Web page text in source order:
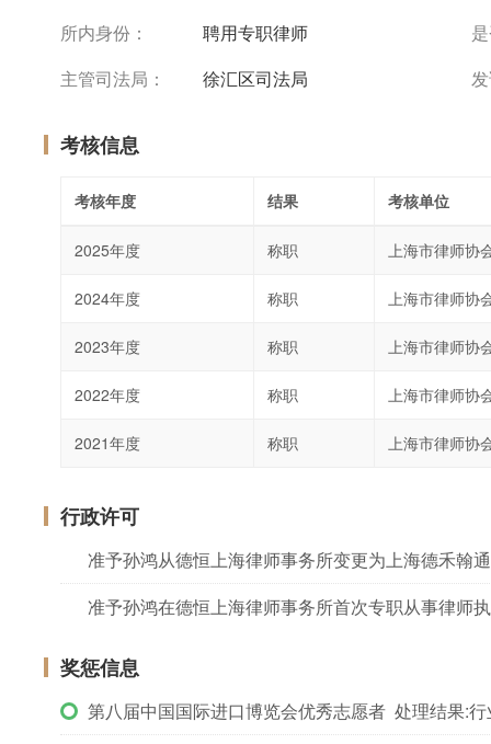
所内身份：
聘用专职律师
主管司法局：
徐汇区司法局
考核信息
考核年度 结果 考核单位
2025年度 称职 上海市律师协
2024年度 称职 上海市律师协
2023年度 称职 上海市律师协
2022年度 称职 上海市律师协
2021年度 称职 上海市律师协
行政许可
准予孙鸿从德恒上海律师事务所变更为上海德禾翰
准予孙鸿在德恒上海律师事务所首次专职从事律师
奖惩信息
第八届中国国际进口博览会优秀志愿者 处理结果: